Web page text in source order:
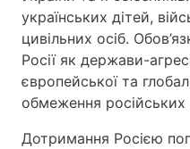
українських дітей,
цивільних осіб.
Росії як держави-
європейської та
обмеження
Дотримання Росією